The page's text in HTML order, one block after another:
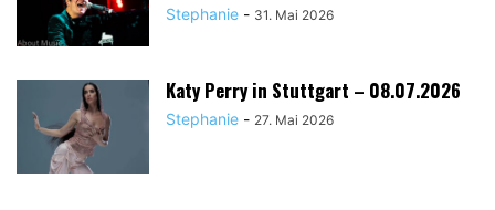
Stephanie - 31. Mai 2026
Katy Perry in Stuttgart – 08.07.2026
Stephanie - 27. Mai 2026